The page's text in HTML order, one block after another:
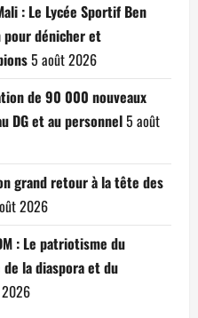
: Le Lycée Sportif Ben
pour dénicher et
5 août 2026
de 90 000 nouveaux
DG et au personnel5 août
grand retour à la tête des
2026
: Le patriotisme du
la diaspora et du